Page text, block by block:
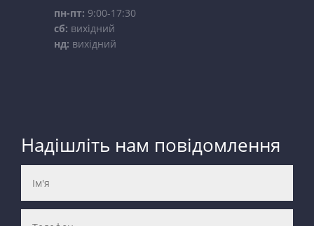
пн-пт: 9:00-17:30
сб: вихідний
нд: вихідний
Надішліть нам повідомлення